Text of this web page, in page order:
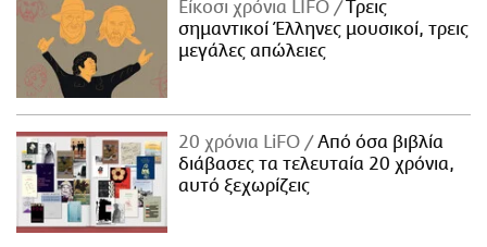
Είκοσι χρόνια LIFO
Tρεις
σημαντικοί Έλληνες μουσικοί, τρεις
μεγάλες απώλειες
20 χρόνια LiFO
Από όσα βιβλία
διάβασες τα τελευταία 20 χρόνια,
αυτό ξεχωρίζεις